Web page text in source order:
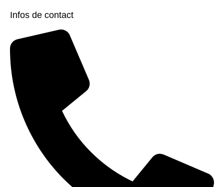
Infos de contact